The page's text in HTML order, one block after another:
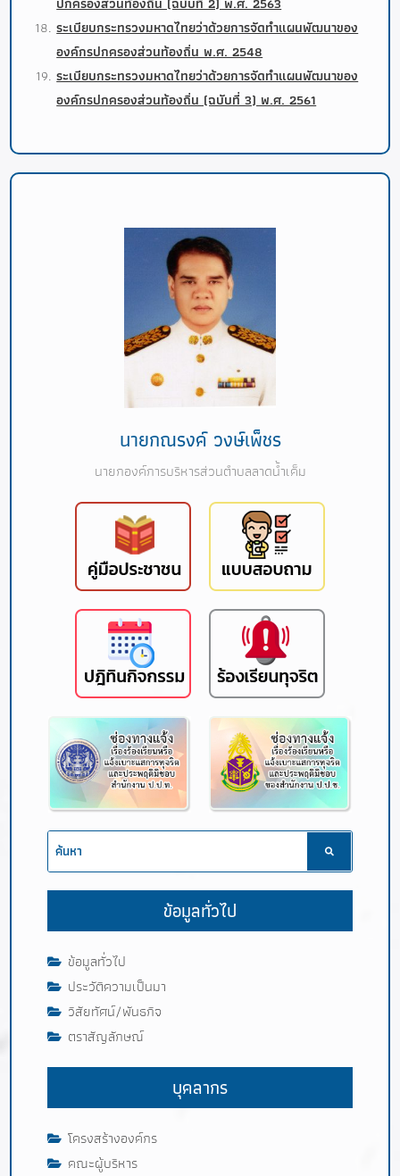
ระเบียบกระทรวงมหาดไทยว่าด้วยการจัดทำแผนพัฒนาของ
องค์กรปกครองส่วนท้องถิ่น พ.ศ. 2548
ระเบียบกระทรวงมหาดไทยว่าด้วยการจัดทำแผนพัฒนาของ
องค์กรปกครองส่วนท้องถิ่น (ฉบับที่ 3) พ.ศ. 2561
นายกณรงค์ วงษ์เพ็ชร
นายกองค์การบริหารส่วนตำบลลาดน้ำเค็ม
ข้อมูลทั่วไป
ข้อมูลทั่วไป
ประวัติความเป็นมา
วิสัยทัศน์/พันธกิจ
ตราสัญลักษณ์
บุคลากร
โครงสร้างองค์กร
คณะผู้บริหาร